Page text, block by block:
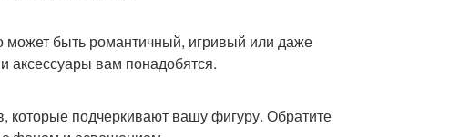
может быть романтичный, игривый или даже
аксессуары вам понадобятся.
которые подчеркивают вашу фигуру. Обратите